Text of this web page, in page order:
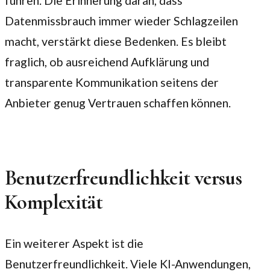
Datenmissbrauch immer wieder Schlagzeilen
macht, verstärkt diese Bedenken. Es bleibt
fraglich, ob ausreichend Aufklärung und
transparente Kommunikation seitens der
Anbieter genug Vertrauen schaffen können.
Benutzerfreundlichkeit versus
Komplexität
Ein weiterer Aspekt ist die
Benutzerfreundlichkeit. Viele KI-Anwendungen,